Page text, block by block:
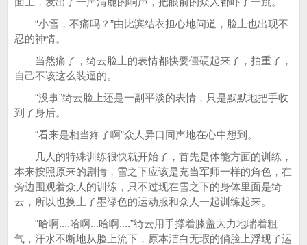
“小雪，不痛吗？”由比滨结衣担心地问道，脸上也出现不
忍的神情。
当然痛了，绮云脸上的表情都快要僵硬起来了，拍重了，
自己不该这么装逼的。
“没事”绮云脸上还是一副平淡的表情，只是默默地把手收
到了身后。
“看来是相当疼了啊”众人异口同声地在心中想到。
几人的特殊训练很快就开始了，首先是体能方面的训练，
本来按照原来的剧情，雪之下应该是充当军师一样的角色，在
旁边围观着众人的训练，只不过现在雪之下的身体里面是绮
云，所以也换上了墨绿色的运动服和众人一起训练起来。
“哈啊....哈啊...哈啊....”绮云用手撑着膝盖大力地喘着粗
气，汗水不断地从脸上流下，原本洁白无瑕的俏脸上浮现了运